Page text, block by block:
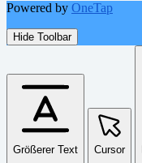
Powered by OneTap
Hide Toolbar
Größerer Text Cursor